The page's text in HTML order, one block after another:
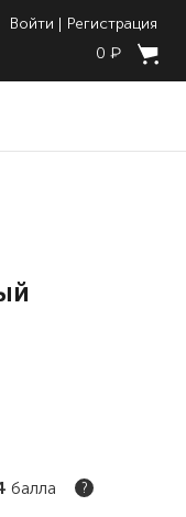
Войти
Регистрация
0 ₽
балла ?